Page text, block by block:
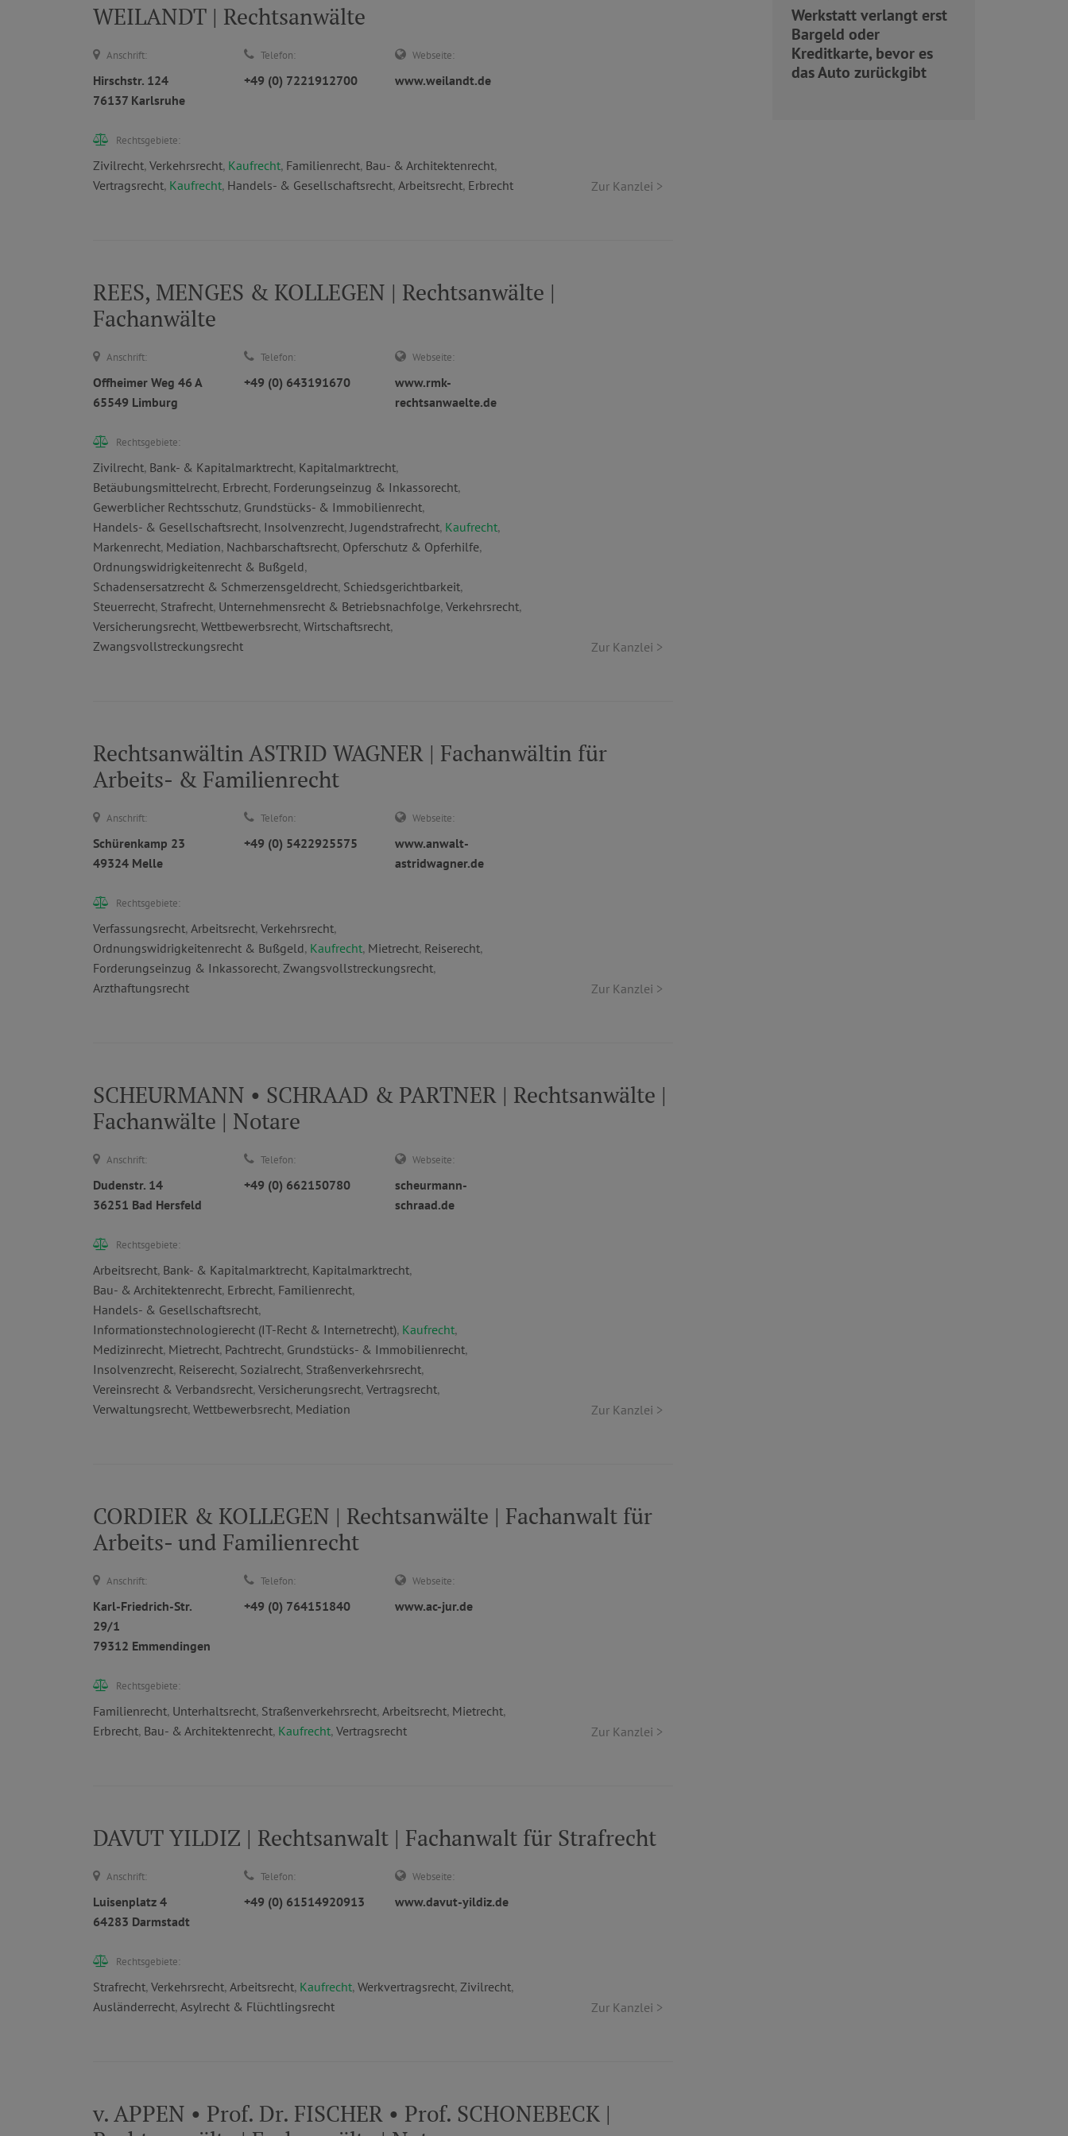
WEILANDT | Rechtsanwälte
Anschrift:
Hirschstr. 124
76137 Karlsruhe
Telefon:
+49 (0) 7221912700
Webseite:
www.weilandt.de
Rechtsgebiete:
Zivilrecht, Verkehrsrecht, Kaufrecht, Familienrecht, Bau- & Architektenrecht,
Vertragsrecht, Kaufrecht, Handels- & Gesellschaftsrecht, Arbeitsrecht, Erbrecht Zur Kanzlei >
REES, MENGES & KOLLEGEN | Rechtsanwälte |
Fachanwälte
Anschrift:
Offheimer Weg 46 A
65549 Limburg
Telefon:
+49 (0) 643191670
Webseite:
www.rmk-
rechtsanwaelte.de
Rechtsgebiete:
Zivilrecht, Bank- & Kapitalmarktrecht, Kapitalmarktrecht,
Betäubungsmittelrecht, Erbrecht, Forderungseinzug & Inkassorecht,
Gewerblicher Rechtsschutz, Grundstücks- & Immobilienrecht,
Handels- & Gesellschaftsrecht, Insolvenzrecht,Jugendstrafrecht, Kaufrecht,
Markenrecht, Mediation, Nachbarschaftsrecht, Opferschutz & Opferhilfe,
Ordnungswidrigkeitenrecht & Bußgeld,
Schadensersatzrecht & Schmerzensgeldrecht, Schiedsgerichtbarkeit,
Steuerrecht, Strafrecht, Unternehmensrecht & Betriebsnachfolge, Verkehrsrecht,
Versicherungsrecht, Wettbewerbsrecht, Wirtschaftsrecht,
Zwangsvollstreckungsrecht
Zur Kanzlei >
Rechtsanwältin ASTRID WAGNER | Fachanwältin für
Arbeits- & Familienrecht
Anschrift:
Schürenkamp 23
49324 Melle
Telefon:
+49 (0) 5422925575
Webseite:
www.anwalt-
astridwagner.de
Rechtsgebiete:
Verfassungsrecht, Arbeitsrecht, Verkehrsrecht,
Ordnungswidrigkeitenrecht & Bußgeld, Kaufrecht, Mietrecht, Reiserecht,
Forderungseinzug & Inkassorecht, Zwangsvollstreckungsrecht,
Arzthaftungsrecht
Zur Kanzlei >
SCHEURMANN • SCHRAAD & PARTNER | Rechtsanwälte |
Fachanwälte | Notare
Anschrift:
Dudenstr. 14
36251 Bad Hersfeld
Telefon:
+49 (0) 662150780
Webseite:
scheurmann-
schraad.de
Rechtsgebiete:
Arbeitsrecht, Bank- & Kapitalmarktrecht, Kapitalmarktrecht,
Bau- & Architektenrecht, Erbrecht, Familienrecht,
Handels- & Gesellschaftsrecht,
Informationstechnologierecht (IT-Recht & Internetrecht), Kaufrecht,
Medizinrecht, Mietrecht, Pachtrecht, Grundstücks- & Immobilienrecht,
Insolvenzrecht, Reiserecht, Sozialrecht, Straßenverkehrsrecht,
Vereinsrecht & Verbandsrecht, Versicherungsrecht, Vertragsrecht,
Verwaltungsrecht, Wettbewerbsrecht, Mediation Zur Kanzlei >
CORDIER & KOLLEGEN | Rechtsanwälte | Fachanwalt für
Arbeits- und Familienrecht
Anschrift:
Karl-Friedrich-Str.
29/1
79312 Emmendingen
Telefon:
+49 (0) 764151840
Webseite:
www.ac-jur.de
Rechtsgebiete:
Familienrecht, Unterhaltsrecht, Straßenverkehrsrecht, Arbeitsrecht, Mietrecht,
Erbrecht, Bau- & Architektenrecht, Kaufrecht, Vertragsrecht Zur Kanzlei >
DAVUT YILDIZ | Rechtsanwalt | Fachanwalt für Strafrecht
Anschrift:
Luisenplatz 4
64283 Darmstadt
Telefon:
+49 (0) 61514920913
Webseite:
www.davut-yildiz.de
Rechtsgebiete:
Strafrecht, Verkehrsrecht, Arbeitsrecht, Kaufrecht, Werkvertragsrecht, Zivilrecht,
Ausländerrecht, Asylrecht & Flüchtlingsrecht Zur Kanzlei >
v. APPEN • Prof. Dr. FISCHER • Prof. SCHONEBECK |
Werkstatt verlangt erst
Bargeld oder
Kreditkarte, bevor es
das Auto zurückgibt